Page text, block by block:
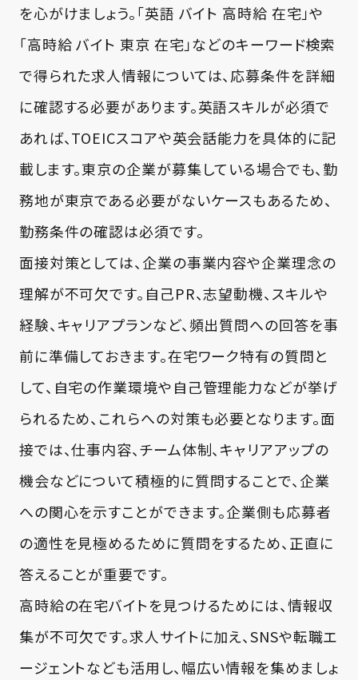
を心がけましょう。「英語 バイト 高時給 在宅」や
「高時給 バイト 東京 在宅」などのキーワード検索
で得られた求人情報については、応募条件を詳細
に確認する必要があります。英語スキルが必須で
あれば、TOEICスコアや英会話能力を具体的に記
載します。東京の企業が募集している場合でも、勤
務地が東京である必要がないケースもあるため、
勤務条件の確認は必須です。
面接対策としては、企業の事業内容や企業理念の
理解が不可欠です。自己PR、志望動機、スキルや
経験、キャリアプランなど、頻出質問への回答を事
前に準備しておきます。在宅ワーク特有の質問と
して、自宅の作業環境や自己管理能力などが挙げ
られるため、これらへの対策も必要となります。面
接では、仕事内容、チーム体制、キャリアアップの
機会などについて積極的に質問することで、企業
への関心を示すことができます。企業側も応募者
の適性を見極めるために質問をするため、正直に
答えることが重要です。
高時給の在宅バイトを見つけるためには、情報収
集が不可欠です。求人サイトに加え、SNSや転職エ
ージェントなども活用し、幅広い情報を集めましょ